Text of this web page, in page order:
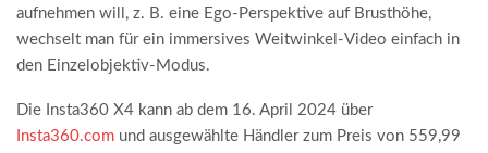
aufnehmen will, z. B. eine Ego-Perspektive auf Brusthöhe,
wechselt man für ein immersives Weitwinkel-Video einfach in
den Einzelobjektiv-Modus.
Die Insta360 X4 kann ab dem 16. April 2024 über
Insta360.com und ausgewählte Händler zum Preis von 559,99